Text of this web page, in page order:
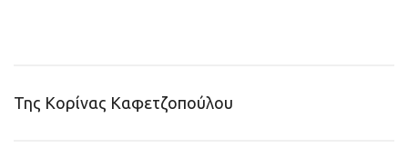
Της Κορίνας Καφετζοπούλου